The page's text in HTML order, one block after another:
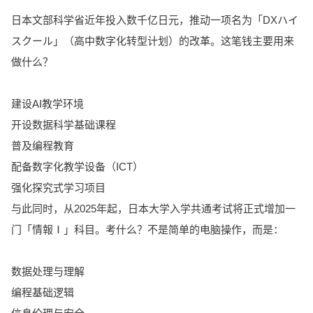
日本文部科学省近年投入数千亿日元，推动一项名为「DXハイ
スクール」（高中数字化转型计划）的改革。这笔钱主要用来
做什么？
建设AI教学环境
开设数据科学基础课程
普及编程教育
配备数字化教学设备（ICT）
强化探究式学习项目
与此同时，从2025年起，日本大学入学共通考试将正式增加一
门「情報Ⅰ」科目。考什么？不是简单的电脑操作，而是：
数据处理与理解
编程基础逻辑